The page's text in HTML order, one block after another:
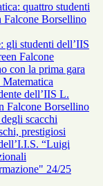
quattro studenti
Falcone Borsellino
gli studenti dell’IIS
Falcone
con la prima gara
dell’IIS L.
Falcone Borsellino
scacchi
prestigiosi
“Luigi
24/25